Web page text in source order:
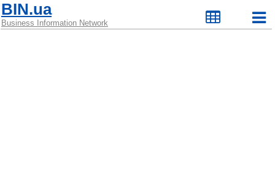
BIN.ua
Business Information Network